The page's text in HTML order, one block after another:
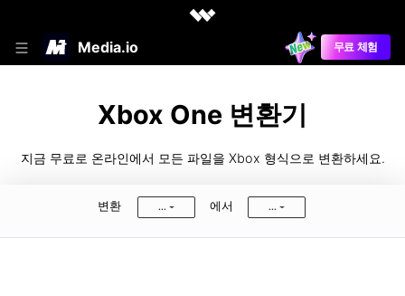
Media.io 무료 체험
Xbox One 변환기
지금 무료로 온라인에서 모든 파일을 Xbox 형식으로 변환하세요.
변환 ... 에서 ...